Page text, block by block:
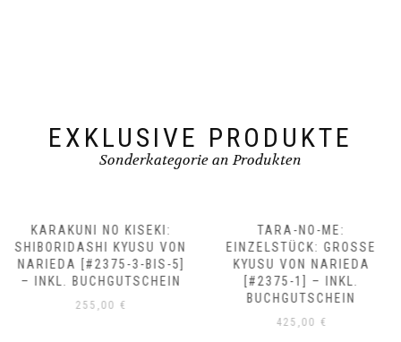
EXKLUSIVE PRODUKTE
Sonderkategorie an Produkten
KARAKUNI NO KISEKI:
SHIBORIDASHI KYUSU VON
NARIEDA [#2375-3-BIS-5]
– INKL. BUCHGUTSCHEIN
255,00 €
TARA-NO-ME:
EINZELSTÜCK: GROSSE K
YUSU VON NARIEDA [
#2375-1] – INKL. B
UCHGUTSCHEIN
425,00 €